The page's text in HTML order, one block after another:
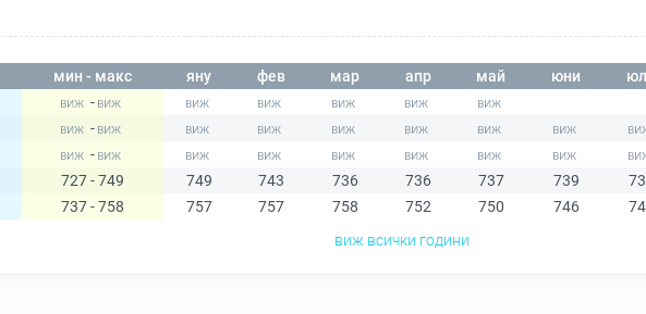
мин - макс яну фев мар апр май юни
-
-
-
727 - 749 749 743 736 736 737 739
737 - 758 757 757 758 752 750 746
виж всички години